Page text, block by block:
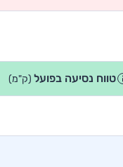
טווח נסיעה בפועל (ק"מ)